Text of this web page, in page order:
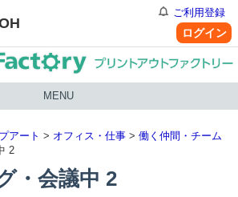
ご利用登録
ログイン
MENU
アート > オフィス・仕事 > 働く仲間・チーム
2
・会議中 2